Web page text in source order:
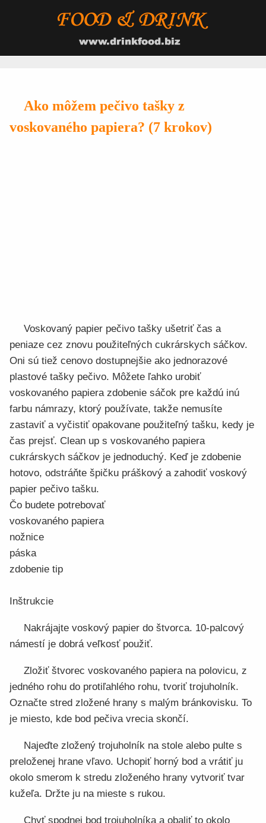
Ako môžem pečivo tašky z
voskovaného papiera? (7 krokov)
Voskovaný papier pečivo tašky ušetriť čas a
peniaze cez znovu použiteľných cukrárskych sáčkov.
Oni sú tiež cenovo dostupnejšie ako jednorazové
plastové tašky pečivo. Môžete ľahko urobiť
voskovaného papiera zdobenie sáčok pre každú inú
farbu námrazy, ktorý používate, takže nemusíte
zastaviť a vyčistiť opakovane použiteľný tašku, kedy je
čas prejsť. Clean up s voskovaného papiera
cukrárskych sáčkov je jednoduchý. Keď je zdobenie
hotovo, odstráňte špičku práškový a zahodiť voskový
papier pečivo tašku.
Čo budete potrebovať
voskovaného papiera
nožnice
páska
zdobenie tip
Inštrukcie
Nakrájajte voskový papier do štvorca. 10-palcový
námestí je dobrá veľkosť použiť.
Zložiť štvorec voskovaného papiera na polovicu, z
jedného rohu do protiľahlého rohu, tvoriť trojuholník.
Označte stred zložené hrany s malým bránkovisku. To
je miesto, kde bod pečiva vrecia skončí.
Najeďte zložený trojuholník na stole alebo pulte s
preloženej hrane vľavo. Uchopiť horný bod a vrátiť ju
okolo smerom k stredu zloženého hrany vytvoriť tvar
kužeľa. Držte ju na mieste s rukou.
Chyť spodnej bod trojuholníka a obaliť to okolo